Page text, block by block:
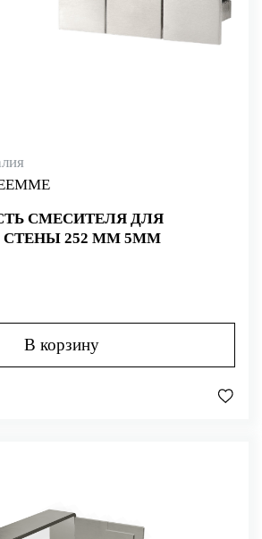
СМЕСИТЕЛЯ ДЛЯ
252 ММ 5MM
В корзину